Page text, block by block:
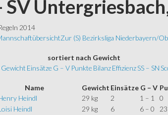
SV
2014
Zur (S) Bezirksliga Niederbayern/
sortiert nach Gewicht
Gewicht Einsätze G – V Punkte Bilanz EffizienzSS – SN
Name Gewicht Einsätze G – V
Heindl 29 kg 2 1 – 1 0
Heindl 29 kg 6 6 – 0 23